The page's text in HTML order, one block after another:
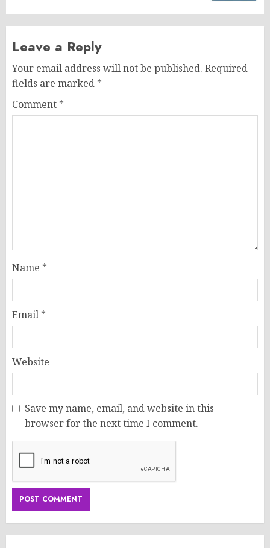
Leave a Reply
Your email address will not be published. Required
fields are marked *
Comment *
Name *
Email *
Website
Save my name, email, and website in this
browser for the next time I comment.